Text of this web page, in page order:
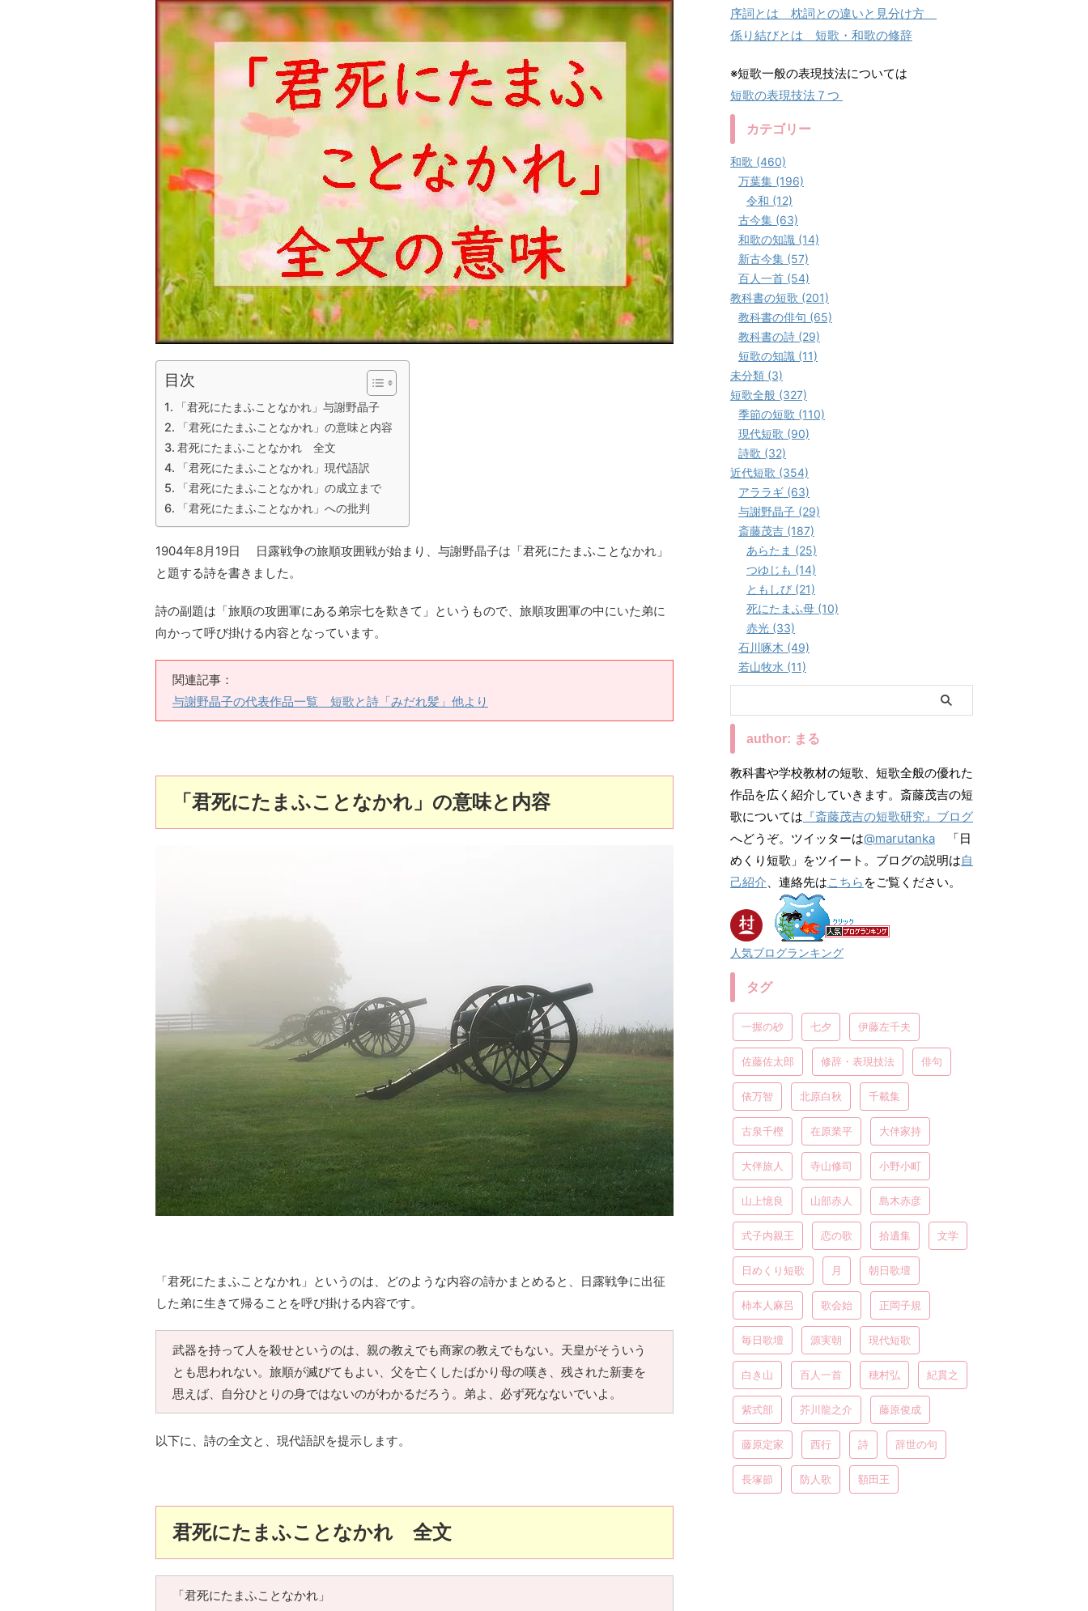
目次
「君死にたまふことなかれ」与謝野晶子
「君死にたまふことなかれ」の意味と内容
君死にたまふことなかれ 全文
「君死にたまふことなかれ」現代語訳
「君死にたまふことなかれ」の成立まで
「君死にたまふことなかれ」への批判
1904年8月19日 日露戦争の旅順攻囲戦が始まり、与謝野晶子は「君死にたまふことなかれ」
と題する詩を書きました。
詩の副題は「旅順の攻囲軍にある弟宗七を歎きて」というもので、旅順攻囲軍の中にいた弟に
向かって呼び掛ける内容となっています。
関連記事：
与謝野晶子の代表作品一覧 短歌と詩「みだれ髪」他より
「君死にたまふことなかれ」の意味と内容
「君死にたまふことなかれ」というのは、どのような内容の詩かまとめると、日露戦争に出征
した弟に生きて帰ることを呼び掛ける内容です。
武器を持って人を殺せというのは、親の教えでも商家の教えでもない。天皇がそういう
とも思われない。旅順が滅びてもよい、父を亡くしたばかり母の嘆き、残された新妻を
思えば、自分ひとりの身ではないのがわかるだろう。弟よ、必ず死なないでいよ。
以下に、詩の全文と、現代語訳を提示します。
君死にたまふことなかれ 全文
「君死にたまふことなかれ」
序詞とは 枕詞との違いと見分け方
係り結びとは 短歌・和歌の修辞
※短歌一般の表現技法については
短歌の表現技法７つ
カテゴリー
和歌 (460)
万葉集 (196)
令和 (12)
古今集 (63)
和歌の知識 (14)
新古今集 (57)
百人一首 (54)
教科書の短歌 (201)
教科書の俳句 (65)
教科書の詩 (29)
短歌の知識 (11)
未分類 (3)
短歌全般 (327)
季節の短歌 (110)
現代短歌 (90)
詩歌 (32)
近代短歌 (354)
アララギ (63)
与謝野晶子 (29)
斎藤茂吉 (187)
あらたま (25)
つゆじも (14)
ともしび (21)
死にたまふ母 (10)
赤光 (33)
石川啄木 (49)
若山牧水 (11)
author: まる
教科書や学校教材の短歌、短歌全般の優れた
作品を広く紹介していきます。斎藤茂吉の短
歌については 『斎藤茂吉の短歌研究』ブログ
へどうぞ。ツイッターは@marutanka 「日
めくり短歌」をツイート。ブログの説明は自
己紹介、連絡先はこちら をご覧ください。
人気ブログランキング
タグ
一握の砂 七夕 伊藤左千夫
佐藤佐太郎 修辞・表現技法 俳句
俵万智 北原白秋 千載集
古泉千樫 在原業平 大伴家持
大伴旅人 寺山修司 小野小町
山上憶良 山部赤人 島木赤彦
式子内親王 恋の歌 拾遺集 文学
日めくり短歌 月 朝日歌壇
柿本人麻呂 歌会始 正岡子規
毎日歌壇 源実朝 現代短歌
白き山 百人一首 穂村弘 紀貫之
紫式部 芥川龍之介 藤原俊成
藤原定家 西行 詩 辞世の句
長塚節 防人歌 額田王